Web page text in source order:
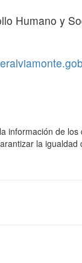
Humano y
información de
la igualdad